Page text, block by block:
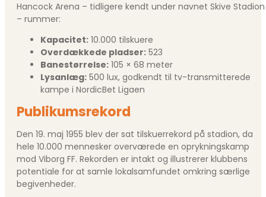
Hancock Arena – tidligere kendt under navnet Skive Stadion
– rummer:
Kapacitet: 10.000 tilskuere
Overdækkede pladser: 523
Banestørrelse: 105 × 68 meter
Lysanlæg: 500 lux, godkendt til tv-transmitterede
kampe i NordicBet Ligaen
Publikumsrekord
Den 19. maj 1955 blev der sat tilskuerrekord på stadion, da
hele 10.000 mennesker overværede en oprykningskamp
mod Viborg FF. Rekorden er intakt og illustrerer klubbens
potentiale for at samle lokalsamfundet omkring særlige
begivenheder.